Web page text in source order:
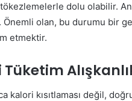
dolu olabilir.
olan, bu durumu bir
etmektir.
kalori kısıtlaması değil,